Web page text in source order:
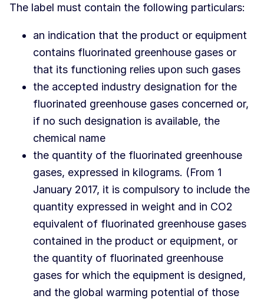
The label must contain the following particulars:
an indication that the product or equipment
contains fluorinated greenhouse gases or
that its functioning relies upon such gases
the accepted industry designation for the
fluorinated greenhouse gases concerned or,
if no such designation is available, the
chemical name
the quantity of the fluorinated greenhouse
gases, expressed in kilograms. (From 1
January 2017, it is compulsory to include the
quantity expressed in weight and in CO2
equivalent of fluorinated greenhouse gases
contained in the product or equipment, or
the quantity of fluorinated greenhouse
gases for which the equipment is designed,
and the global warming potential of those